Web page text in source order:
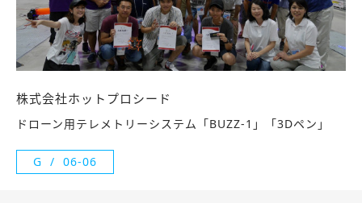
株式会社ホットプロシード
ドローン用テレメトリーシステム「BUZZ-1」「3Dペン」
G 06-06